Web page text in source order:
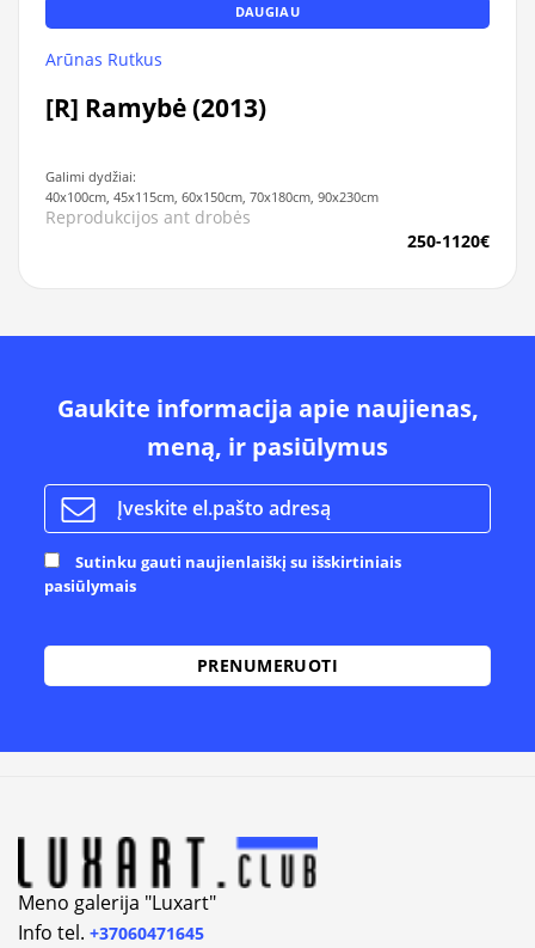
DAUGIAU
Arūnas Rutkus
[R] Ramybė (2013)
Galimi dydžiai:
40x100cm, 45x115cm, 60x150cm, 70x180cm, 90x230cm
Reprodukcijos ant drobės
250-1120€
Gaukite informacija apie naujienas,
meną, ir pasiūlymus
Sutinku gauti naujienlaiškį su išskirtiniais
pasiūlymais
Meno galerija "Luxart"
Info tel. +37060471645